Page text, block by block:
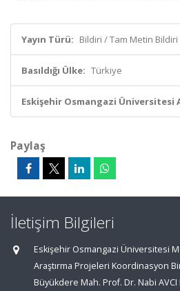
Yayın Türü: Bildiri / Tam Metin Bildiri
Basıldığı Ülke: Türkiye
Eskişehir Osmangazi Üniversitesi
Paylaş
İletişim Bilgileri
Eskişehir Osmangazi Üniversitesi
Araştırma Projeleri Koordinasyon
Büyükdere Mah. Prof. Dr. Nabi AVCI